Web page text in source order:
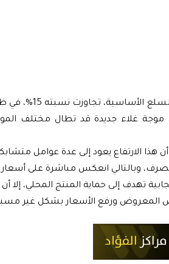
سجّلت أسواق العاصمة دمشق خلال الأيام القليلة
غلاء جديدة قد تطال مختلف
الارتفاع يعود إلى عدة عوامل
وبالتالي انعكس مباشرة على
تهدف إلى حماية المنتج المحلي، إلا
المعروض ورفع الأسعار بشكل غير